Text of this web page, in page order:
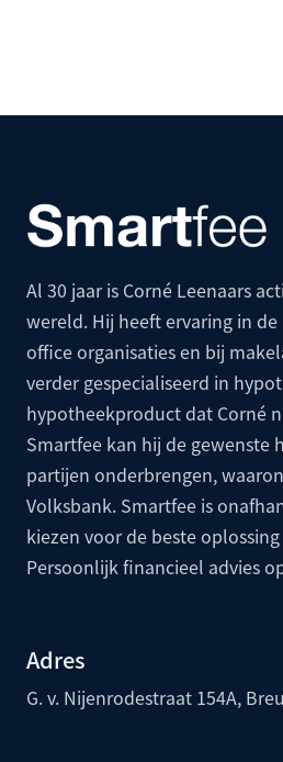
Al 30 jaar is Corné Leenaars
wereld. Hij heeft ervaring in
office organisaties en bij
verder gespecialiseerd in
hypotheekproduct dat Corné
Smartfee kan hij de gewenste
partijen onderbrengen,
Volksbank. Smartfee is
kiezen voor de beste
Persoonlijk financieel advies
Adres
G. v. Nijenrodestraat 154A,